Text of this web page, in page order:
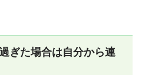
ぎた場合は自分から連